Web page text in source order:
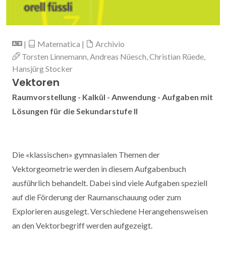
| Matematica |
Archivio
Torsten Linnemann, Andreas Nüesch, Christian Rüede,
Hansjürg Stocker
Vektoren
Raumvorstellung - Kalkül - Anwendung - Aufgaben mit
Lösungen für die Sekundarstufe II
Die «klassischen» gymnasialen Themen der
Vektorgeometrie werden in diesem Aufgabenbuch
ausführlich behandelt. Dabei sind viele Aufgaben speziell
auf die Förderung der Raumanschauung oder zum
Explorieren ausgelegt. Verschiedene Herangehensweisen
an den Vektorbegriff werden aufgezeigt.